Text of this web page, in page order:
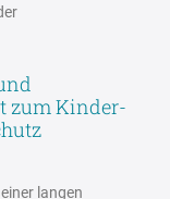
zum Kinder-
langen